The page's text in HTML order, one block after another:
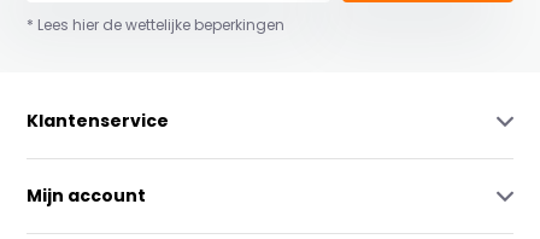
* Lees hier de wettelijke beperkingen
Klantenservice
Mijn account